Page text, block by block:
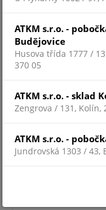
Pro zobrazení
INT.
ATKM s.r.o. -
Budějovice
Husova třída 1777 /
370 05
ATKM s.r.o. - sklad
Zengrova / 131, Kolín,
ATKM s.r.o. -
Jundrovská 1303 / 43,